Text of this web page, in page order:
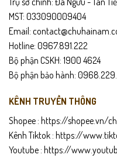
MST: 033090009404
Email:
Hotline: 0967.891.222
Bộ phận CSKH: 1900 4624
Bộ phận bảo hành:
KÊNH TRUYỀN THÔNG
Shopee : https://shopee.vn/
Kênh Tiktok : https://
Youtube : https://